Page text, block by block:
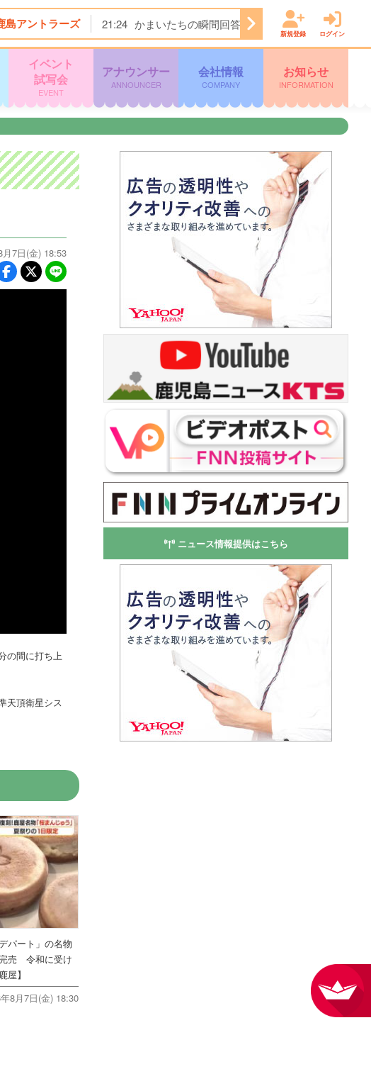
アントラーズ 21:24 かまいたちの瞬間回答！★今夜は…焼肉きんぐ
新規登録 ログイン
イベント
試写会
EVENT
アナウンサー
ANNOUNCER
会社情報
COMPANY
お知らせ
INFORMATION
月7日(金) 18:53
の間に打ち上
天頂衛星シス
パート」の名物
売 令和に受け
屋】
8月7日(金) 18:30
ニュース情報提供はこちら